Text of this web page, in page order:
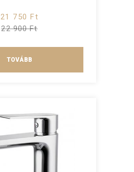
21 750 Ft
22 900 Ft
TOVÁBB